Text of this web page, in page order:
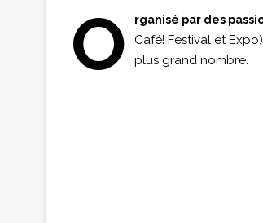
O rganisé par des
Café! Festival et
plus grand nombre.